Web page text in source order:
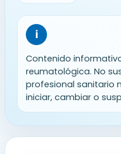
i
Contenido
reumatológica. No
profesional sanitario
iniciar, cambiar o